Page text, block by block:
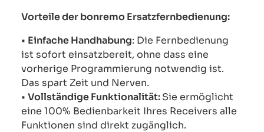
Vorteile der bonremo Ersatzfernbedienung:
• Einfache Handhabung: Die Fernbedienung
ist sofort einsatzbereit, ohne dass eine
vorherige Programmierung notwendig ist.
Das spart Zeit und Nerven.
• Vollständige Funktionalität:Sie ermöglicht
eine 100% Bedienbarkeit Ihres Receivers alle
Funktionen sind direkt zugänglich.